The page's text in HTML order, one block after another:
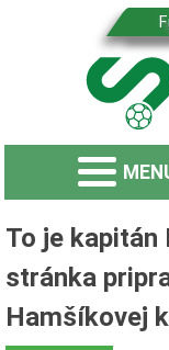
To je kapitán
stránka
Hamšíkovej